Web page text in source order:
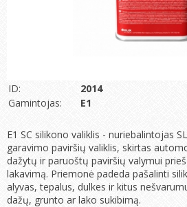
ID:
2014
Gamintojas:
E1
E1 SC silikono valiklis - nuriebalintojas
garavimo paviršių valiklis, skirtas
dažytų ir paruoštų paviršių valymui
lakavimą. Priemonė padeda pašalinti
alyvas, tepalus, dulkes ir kitus
dažų, grunto ar lako sukibimą.